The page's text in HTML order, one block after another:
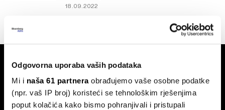
Odgovorna uporaba vaših podataka
Mi i naša 61 partneraobrađujemo vaše osobne podatke
(npr. vaš IP broj) koristeći se tehnološkim rješenjima
poput kolačića kako bismo pohranjivali i pristupali
18.09.2022